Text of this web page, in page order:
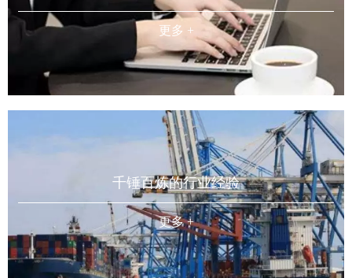
更多 +
千锤百炼的行业经验
更多 +